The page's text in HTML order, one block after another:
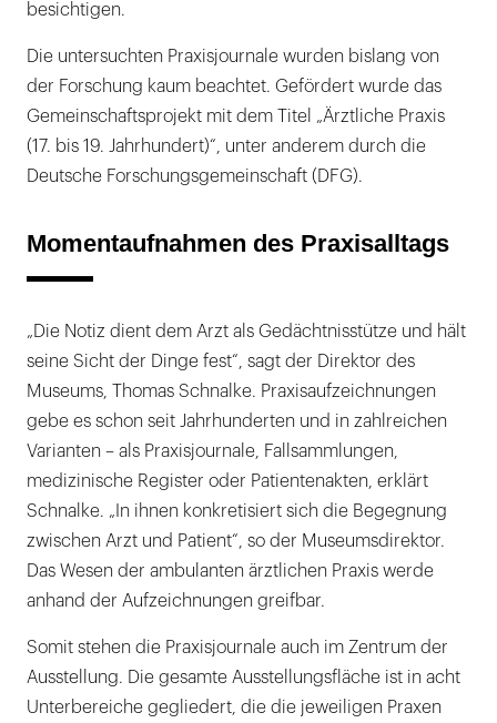
besichtigen.
Die untersuchten Praxisjournale wurden bislang von
der Forschung kaum beachtet. Gefördert wurde das
Gemeinschaftsprojekt mit dem Titel „Ärztliche Praxis
(17. bis 19. Jahrhundert)“, unter anderem durch die
Deutsche Forschungsgemeinschaft (DFG).
Momentaufnahmen des Praxisalltags
„Die Notiz dient dem Arzt als Gedächtnisstütze und hält
seine Sicht der Dinge fest“, sagt der Direktor des
Museums, Thomas Schnalke. Praxisaufzeichnungen
gebe es schon seit Jahrhunderten und in zahlreichen
Varianten – als Praxisjournale, Fallsammlungen,
medizinische Register oder Patientenakten, erklärt
Schnalke. „In ihnen konkretisiert sich die Begegnung
zwischen Arzt und Patient“, so der Museumsdirektor.
Das Wesen der ambulanten ärztlichen Praxis werde
anhand der Aufzeichnungen greifbar.
Somit stehen die Praxisjournale auch im Zentrum der
Ausstellung. Die gesamte Ausstellungsfläche ist in acht
Unterbereiche gegliedert, die die jeweiligen Praxen